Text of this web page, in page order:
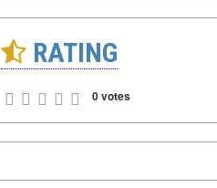
RATING
0 votes